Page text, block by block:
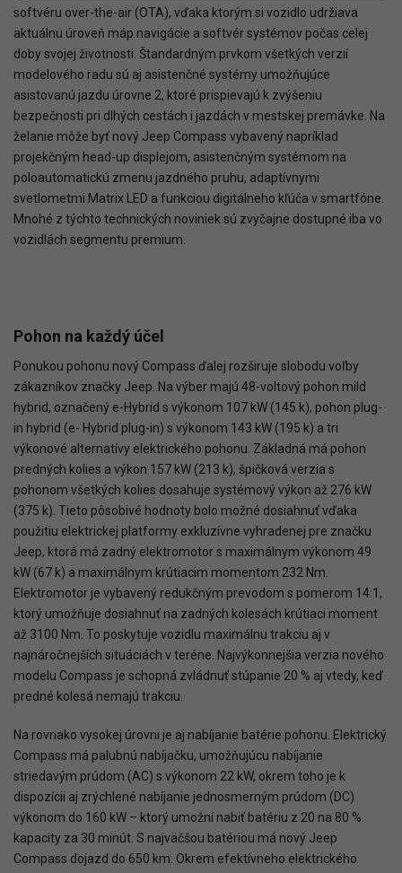
softvéru over-the-air (OTA), vďaka ktorým si vozidlo udržiava
aktuálnu úroveň máp navigácie a softvér systémov počas celej
doby svojej životnosti. Štandardným prvkom všetkých verzií
modelového radu sú aj asistenčné systémy umožňujúce
asistovanú jazdu úrovne 2, ktoré prispievajú k zvýšeniu
bezpečnosti pri dlhých cestách i jazdách v mestskej premávke. Na
želanie môže byť nový Jeep Compass vybavený napríklad
projekčným head-up displejom, asistenčným systémom na
poloautomatickú zmenu jazdného pruhu, adaptívnymi
svetlometmi Matrix LED a funkciou digitálneho kľúča v smartfóne.
Mnohé z týchto technických noviniek sú zvyčajne dostupné iba vo
vozidlách segmentu premium.
Pohon na každý účel
Ponukou pohonu nový Compass ďalej rozširuje slobodu voľby
zákazníkov značky Jeep. Na výber majú 48-voltový pohon mild
hybrid, označený e-Hybrid s výkonom 107 kW (145 k), pohon plug-
in hybrid (e- Hybrid plug-in) s výkonom 143 kW (195 k) a tri
výkonové alternatívy elektrického pohonu. Základná má pohon
predných kolies a výkon 157 kW (213 k), špičková verzia s
pohonom všetkých kolies dosahuje systémový výkon až 276 kW
(375 k). Tieto pôsobivé hodnoty bolo možné dosiahnuť vďaka
použitiu elektrickej platformy exkluzívne vyhradenej pre značku
Jeep, ktorá má zadný elektromotor s maximálnym výkonom 49
kW (67 k) a maximálnym krútiacim momentom 232 Nm.
Elektromotor je vybavený redukčným prevodom s pomerom 14:1,
ktorý umožňuje dosiahnuť na zadných kolesách krútiaci moment
až 3100 Nm. To poskytuje vozidlu maximálnu trakciu aj v
najnáročnejších situáciách v teréne. Najvýkonnejšia verzia nového
modelu Compass je schopná zvládnuť stúpanie 20 % aj vtedy, keď
predné kolesá nemajú trakciu.
Na rovnako vysokej úrovni je aj nabíjanie batérie pohonu. Elektrický
Compass má palubnú nabíjačku, umožňujúcu nabíjanie
striedavým prúdom (AC) s výkonom 22 kW, okrem toho je k
dispozícii aj zrýchlené nabíjanie jednosmerným prúdom (DC)
výkonom do 160 kW – ktorý umožní nabiť batériu z 20 na 80 %
kapacity za 30 minút. S najväčšou batériou má nový Jeep
Compass dojazd do 650 km. Okrem efektívneho elektrického